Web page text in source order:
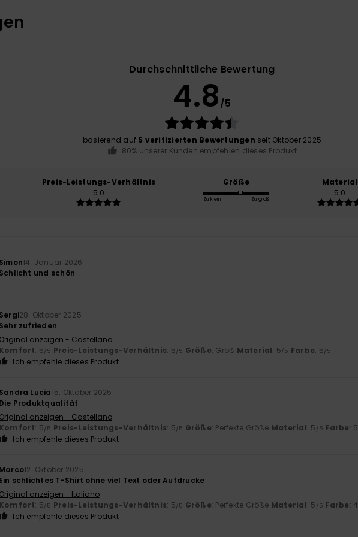
Durchschnittliche Bewertung
4.8/5
basierend auf 5 verifizierten Bewertungen seit Oktober 2025
80% unserer Kunden empfehlen dieses Produkt
Preis-Leistungs-Verhältnis
5.0
Größe
Zu klein Zu groß
Material
5.0
Simon14. Januar 2026
Schlicht und schön
Sergi28. Oktober 2025
Sehr zufrieden
Original anzeigen - Castellano
Komfort: 5/5 Preis-Leistungs-Verhältnis: 5/5 Größe: Groß Material: 5/5 Farbe: 5/5
Ich empfehle dieses Produkt
Sandra Lucia15. Oktober 2025
Die Produktqualität
Original anzeigen - Castellano
Komfort: 5/5 Preis-Leistungs-Verhältnis: 5/5 Größe: Perfekte Größe Material: 5 /5 Farbe: 5
Ich empfehle dieses Produkt
Marco12. Oktober 2025
Ein schlichtes T-Shirt ohne viel Text oder Aufdrucke
Original anzeigen - Italiano
Komfort: 5/5 Preis-Leistungs-Verhältnis: 5/5 Größe: Perfekte Größe Material: 5 /5 Farbe: 4
Ich empfehle dieses Produkt